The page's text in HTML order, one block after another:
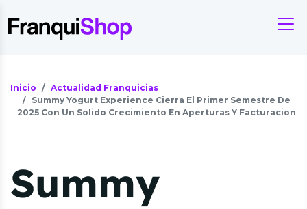
Inicio
Actualidad Franquicias
Summy Yogurt Experience Cierra El Primer Semestre De
2025 Con Un Solido Crecimiento En Aperturas Y Facturacion
Summy